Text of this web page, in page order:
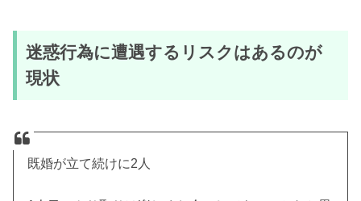
迷惑行為に遭遇するリスクはあるのが
現状
既婚が立て続けに2人